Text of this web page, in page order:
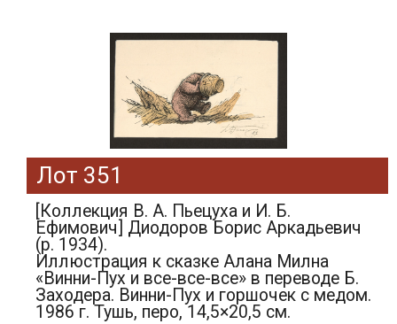
Лот 351
[Коллекция В. А. Пьецуха и И. Б.
Ефимович] Диодоров Борис Аркадьевич
(р. 1934).
Иллюстрация к сказке Алана Милна
«Винни-Пух и все-все-все» в переводе Б.
Заходера. Винни-Пух и горшочек с медом.
1986 г. Тушь, перо, 14,5×20,5 см.